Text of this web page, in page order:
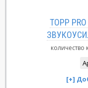
TOPP
количество